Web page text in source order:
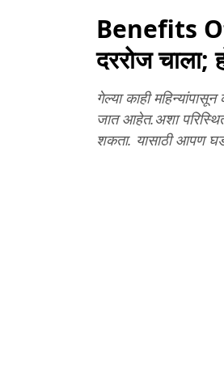
Benefits
दररोज चाला;
गेल्या काही
जात आहेत.अशा
शकता. यासाठी आपण